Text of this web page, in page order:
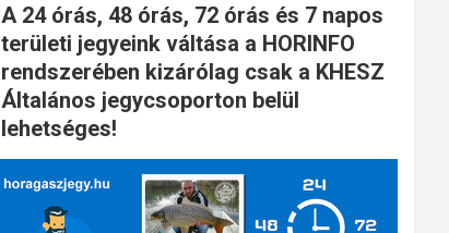
A 24 órás, 48 órás, 72 órás és 7 napos
területi jegyeink váltása a HORINFO
rendszerében kizárólag csak a KHESZ
Általános jegycsoporton belül
lehetséges!